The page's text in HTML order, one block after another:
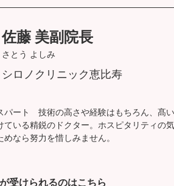
佐藤 美副院長
さとう よしみ
シロノクリニック恵比寿
パート 技術の高さや経験はもちろん、髙
ている精鋭のドクター。ホスピタリティの
なら努力を惜しみません。
受けられるのはこちら